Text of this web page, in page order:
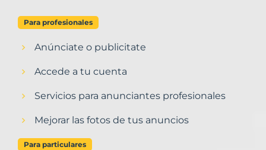
Para profesionales
Anúnciate o publicitate
Accede a tu cuenta
Servicios para anunciantes profesionales
Mejorar las fotos de tus anuncios
Para particulares